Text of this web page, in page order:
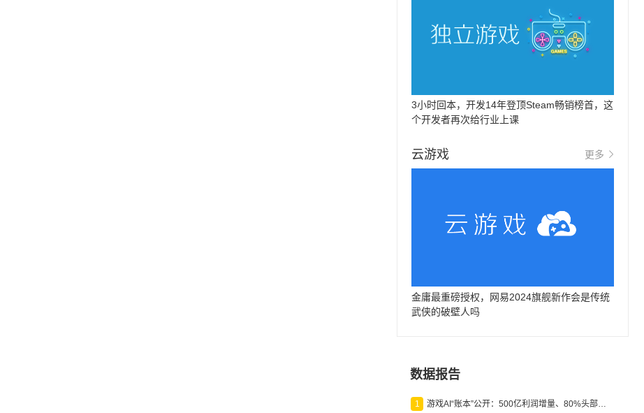
3小时回本，开发14年登顶Steam畅销榜首，这
个开发者再次给行业上课
云游戏 更多
金庸最重磅授权，网易2024旗舰新作会是传统
武侠的破壁人吗
数据报告
1 游戏AI“账本”公开：500亿利润增量、80%头部入局，谁在闷声发财？